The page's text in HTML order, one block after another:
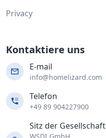
Privacy
Kontaktiere uns
E-mail
info@homelizard.com
Telefon
+49 89 904227900
Sitz der Gesellschaft